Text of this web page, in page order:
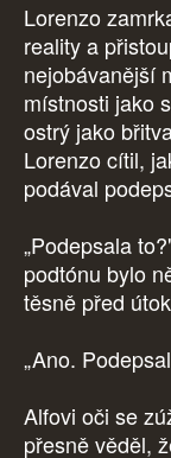
Lorenzo
reality a
nejobávanější
místnosti jako
ostrý jako
Lorenzo cítil,
podával
„Podepsala
podtónu bylo
těsně před
„Ano.
Alfovi oči se
přesně věděl,